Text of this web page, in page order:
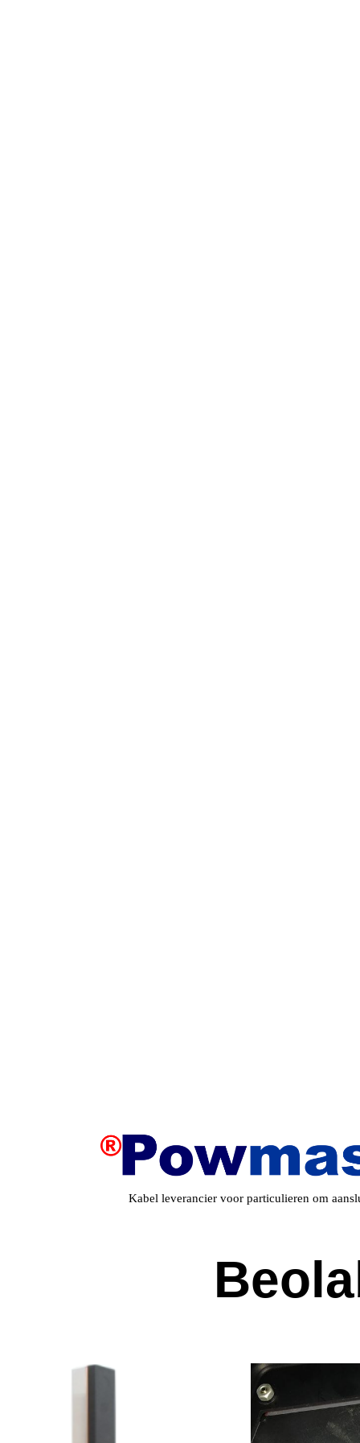
Kabel leverancier voor particulieren om